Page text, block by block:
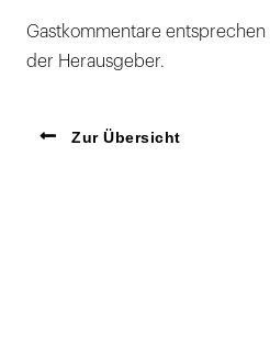
Gastkommentare
der Herausgeber.
Zur Übersicht